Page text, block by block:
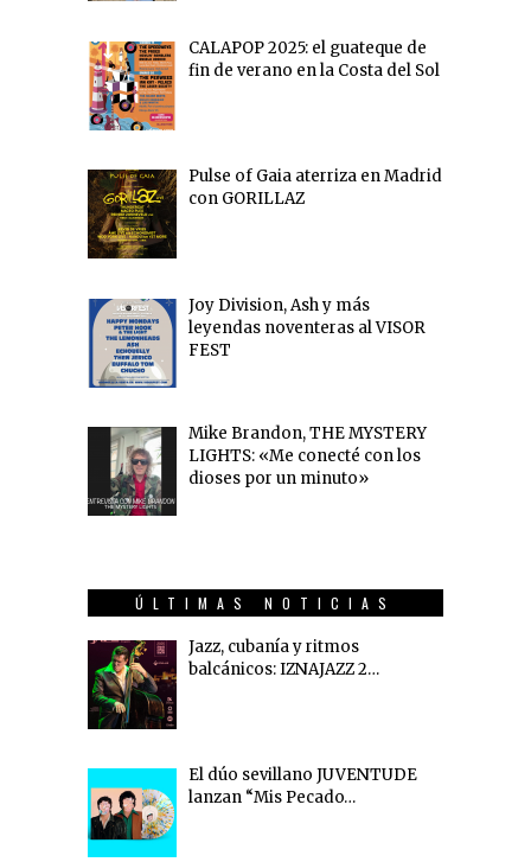
CALAPOP 2025: el guateque de
fin de verano en la Costa del Sol
Pulse of Gaia aterriza en Madrid
con GORILLAZ
Joy Division, Ash y más
leyendas noventeras al VISOR
FEST
Mike Brandon, THE MYSTERY
LIGHTS: «Me conecté con los
dioses por un minuto»
ÚLTIMAS NOTICIAS
Jazz, cubanía y ritmos
balcánicos: IZNAJAZZ 2…
El dúo sevillano JUVENTUDE
lanzan “Mis Pecado…